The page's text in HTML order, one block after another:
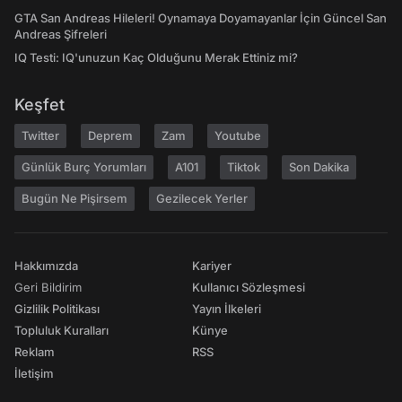
GTA San Andreas Hileleri! Oynamaya Doyamayanlar İçin Güncel San
Andreas Şifreleri
IQ Testi: IQ'unuzun Kaç Olduğunu Merak Ettiniz mi?
Keşfet
Twitter Deprem Zam Youtube
Günlük Burç Yorumları A101 Tiktok Son Dakika
Bugün Ne Pişirsem Gezilecek Yerler
Hakkımızda
Geri Bildirim
Gizlilik Politikası
Topluluk Kuralları
Reklam
İletişim
Kariyer
Kullanıcı Sözleşmesi
Yayın İlkeleri
Künye
RSS